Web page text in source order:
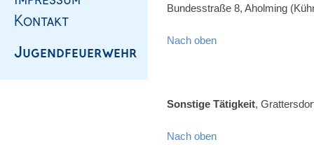
Bundesstraße 8, Aholming
Nach oben
Sonstige Tätigkeit,
Nach oben